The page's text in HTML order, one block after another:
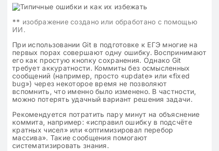
** изображение создано или обработано с помощью
ИИ.
При использовании Git в подготовке к ЕГЭ многие на
первых порах совершают одну ошибку. Воспринимают
его как простую кнопку сохранения. Однако Git
требует аккуратности. Коммиты без осмысленных
сообщений (например, просто «update» или «fixed
bug») через некоторое время не позволяют
вспомнить, что именно было изменено. В частности,
можно потерять удачный вариант решения задачи.
Рекомендуется потратить пару минут на объяснение
коммита, например: «исправил ошибку в подсчёте
кратных чисел» или «оптимизировал перебор
массива». Такие сообщения помогают
систематизировать знания.